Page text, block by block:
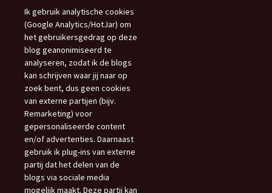
Ik gebruik analytische cookies
(Google Analytics/HotJar) om
het gebruikersgedrag op deze
blog geanonimiseerd te
analyseren, zodat ik de blogs
kan schrijven waar jij naar op
zoek bent, dus geen cookies
van externe partijen (bijv.
Remarketing) voor
gepersonaliseerde content
en/of advertenties. Daarnaast
gebruik ik plug-ins van externe
partij dat het delen van de
blogs via sociale media
mogelijk maakt. Deze partij kan